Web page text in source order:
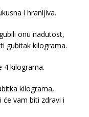
i hranljiva.
onu nadutost,
gubitak kilograma.
4 kilograma.
kilograma,
vam biti zdravi i